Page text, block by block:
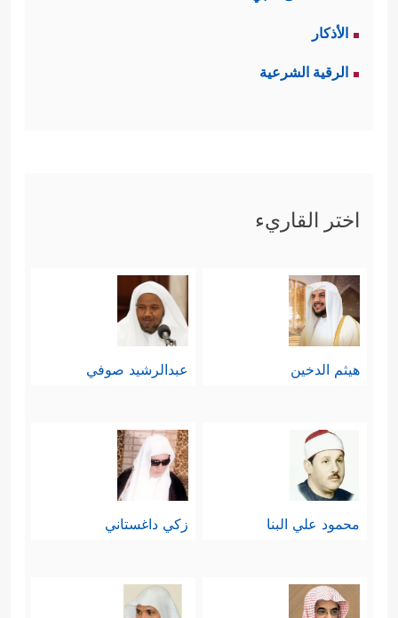
الأذكار
الرقية الشرعية
اختر القاريء
هيثم الدخين عبدالرشيد صوفي
محمود علي البنا زكي داغستاني